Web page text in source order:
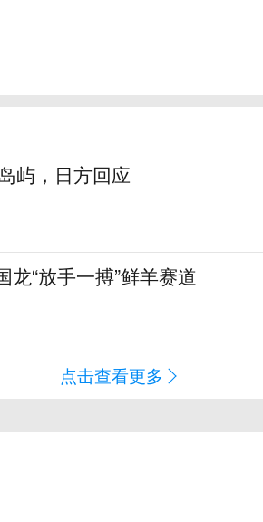
屿，日方回应
龙“放手一搏”鲜羊赛道
点击查看更多